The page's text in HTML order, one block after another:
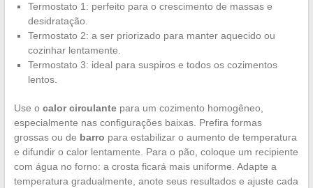
Termostato 1: perfeito para o crescimento de massas e
desidratação.
Termostato 2: a ser priorizado para manter aquecido ou
cozinhar lentamente.
Termostato 3: ideal para suspiros e todos os cozimentos
lentos.
Use o calor circulantepara um cozimento homogêneo,
especialmente nas configurações baixas. Prefira formas
grossas ou de barro para estabilizar o aumento de temperatura
e difundir o calor lentamente. Para o pão, coloque um recipiente
com água no forno: a crosta ficará mais uniforme. Adapte a
temperatura gradualmente, anote seus resultados e ajuste cada